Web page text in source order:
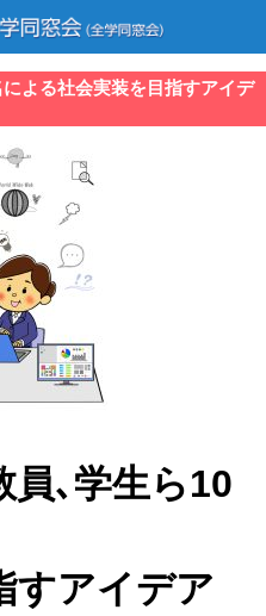
よる社会実装を目指すアイデ
員､学生ら10
すアイデア